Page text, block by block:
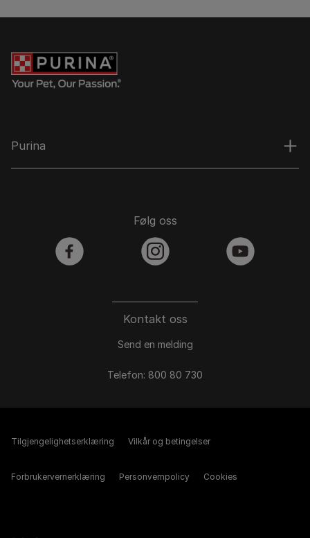
Purina
Kontakt oss
Send en melding
Telefon: 800 80 730
Følg oss
facebook instagram youtube
Tilgjengelighetserklæring Vilkår og betingelser
Forbrukervernerklæring Personvernpolicy Cookies